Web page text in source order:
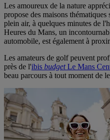
Les amoureux de la nature
propose des maisons
plein air, à quelques minutes de
Heures du Mans, un
automobile, est également à
Les amateurs de golf peuvent
près de l'ibis budgetLe Mans
beau parcours à tout moment de